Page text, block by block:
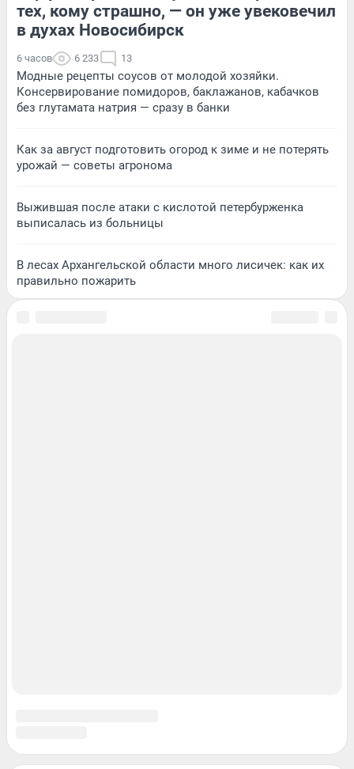
тех, кому страшно, — он уже увековечил
в духах Новосибирск
6 часов 6 233 13
Модные рецепты соусов от молодой хозяйки.
Консервирование помидоров, баклажанов, кабачков
без глутамата натрия — сразу в банки
Как за август подготовить огород к зиме и не потерять
урожай — советы агронома
Выжившая после атаки с кислотой петербурженка
выписалась из больницы
В лесах Архангельской области много лисичек: как их
правильно пожарить